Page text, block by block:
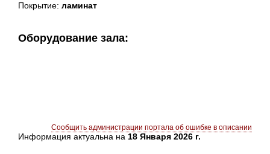
Покрытие: ламинат
Оборудование зала:
Сообщить администрации портала об ошибке в описании
Информация актуальна на 18 Января 2026 г.